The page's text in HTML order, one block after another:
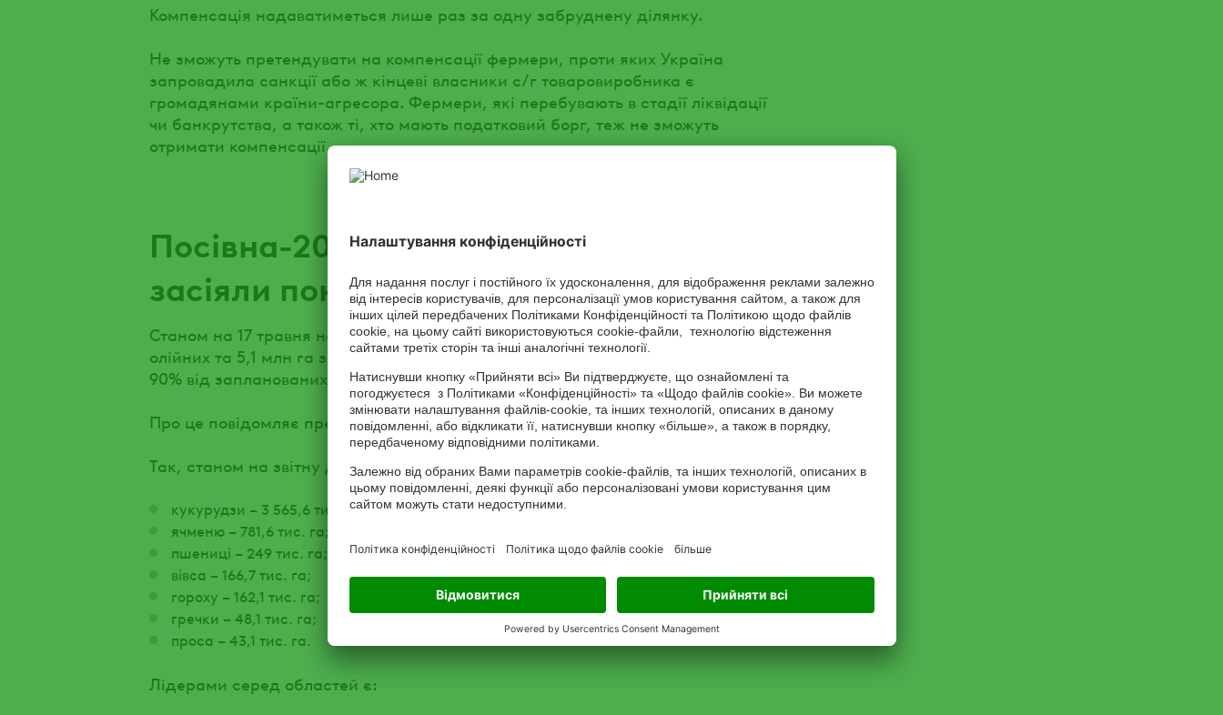
Компенсація надаватиметься лише раз за одну забруднену ділянку.
Не зможуть претендувати на компенсації фермери, проти яких Україна
запровадила санкції або ж кінцеві власники с/г товаровиробника є
громадянами країни-агресора. Фермери, які перебувають в стадії ліквідації
чи банкрутства, а також ті, хто мають податковий борг, теж не зможуть
отримати компенсації.
Посівна-2024: aграрії України вже
засіяли понад 11 млн га ярих культур
Станом на 17 травня на контрольованій Україною території засіяно 6,3 млн га
олійних та 5,1 млн га зернових та зернобобових культур, що складає більше
90% від запланованих площ посіву.
Про це повідомляє пресслужба Мінагрополітики.
Так, станом на звітну дату, аграрії вже засіяли зернових та зернобобових:
кукурудзи – 3 565,6 тис. га;
ячменю – 781,6 тис. га;
пшениці – 249 тис. га;
вівса – 166,7 тис. га;
гороху – 162,1 тис. га;
гречки – 48,1 тис. га;
проса – 43,1 тис. га.
Лідерами серед областей є: